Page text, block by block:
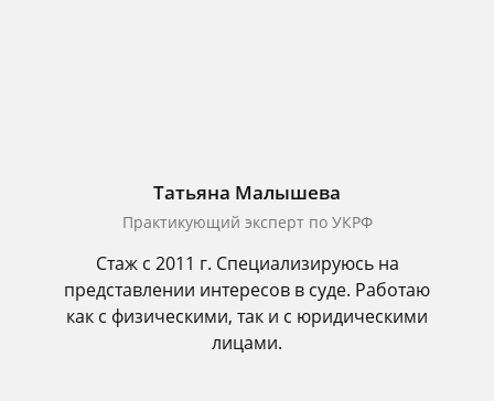
Татьяна Малышева
Практикующий эксперт по УКРФ
Стаж с 2011 г. Специализируюсь на
представлении интересов в суде. Работаю
как с физическими, так и с юридическими
лицами.